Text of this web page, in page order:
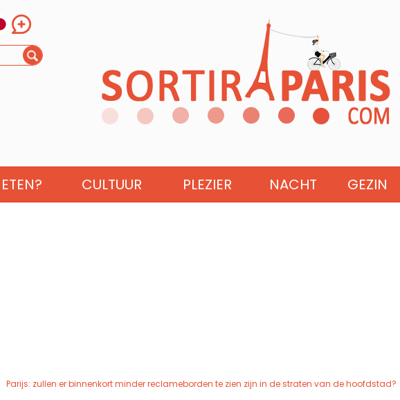
CULTUUR PLEZIER NACHT GEZIN
Parijs: zullen er binnenkort minder reclameborden te zien zijn in de straten van de hoofdstad?